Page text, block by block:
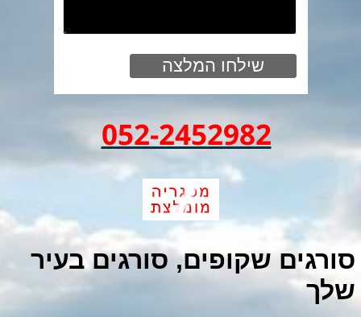
052-2452982
סורגים שקופים, סורגים בעיר
שלך